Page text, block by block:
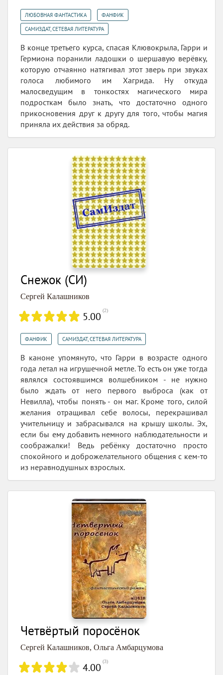
ЛЮБОВНАЯ ФАНТАСТИКА ФАНФИК
САМИЗДАТ, СЕТЕВАЯ ЛИТЕРАТУРА
В конце третьего курса, спасая Клювокрыла, Гарри и
Гермиона поранили ладошки о шершавую верёвку,
которую отчаянно натягивал этот зверь при звуках
голоса любимого им Хагрида. Ну откуда
малосведущим в тонкостях магического мира
подросткам было знать, что достаточно одного
прикосновения друг к другу для того, чтобы магия
приняла их действия за обряд.
Снежок (СИ)
Сергей Калашников
5.00 (2)
ФАНФИК САМИЗДАТ, СЕТЕВАЯ ЛИТЕРАТУРА
В каноне упомянуто, что Гарри в возрасте одного
года летал на игрушечной метле. То есть он уже тогда
являлся состоявшимся волшебником - не нужно
было ждать от него первого выброса (как от
Невилла), чтобы понять - он маг. Кроме того, силой
желания отращивал себе волосы, перекрашивал
учительницу и забрасывался на крышу школы. Эх,
если бы ему добавить немного наблюдательности и
соображалки! Ведь ребёнку достаточно просто
спокойного и доброжелательного общения с кем-то
из неравнодушных взрослых.
Четвёртый поросёнок
Сергей Калашников, Ольга Амбарцумова
4.00 (3)